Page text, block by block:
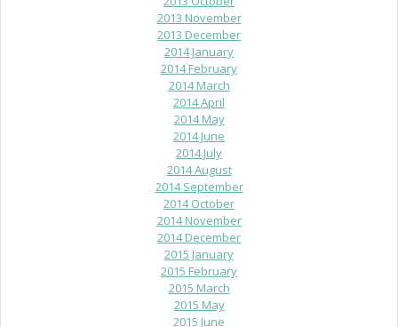
2013 November
2013 December
2014 January
2014 February
2014 March
2014 April
2014 May
2014 June
2014 July
2014 August
2014 September
2014 October
2014 November
2014 December
2015 January
2015 February
2015 March
2015 May
2015 June